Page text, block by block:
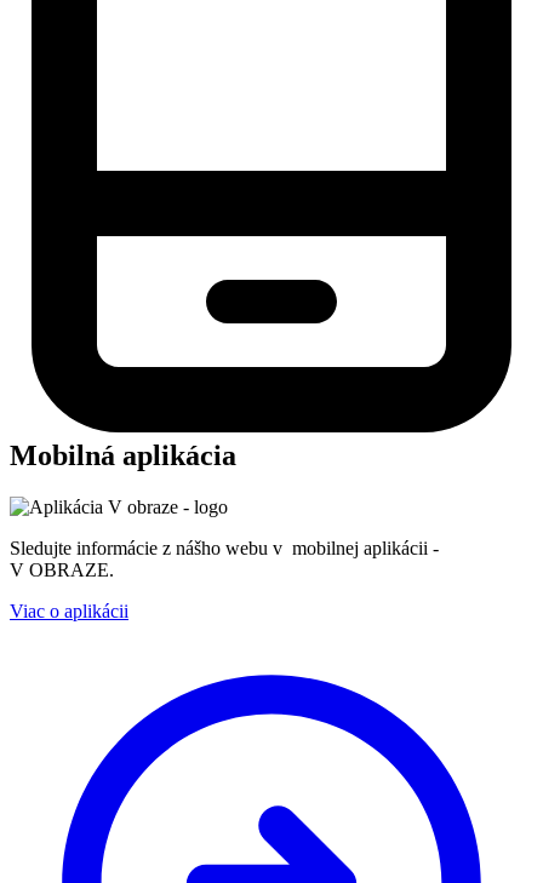
Mobilná aplikácia
Sledujte informácie z nášho webu v mobilnej aplikácii -
V OBRAZE.
Viac o aplikácii